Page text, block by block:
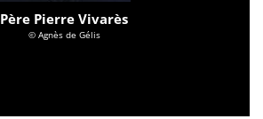
Père Pierre Vivarès
© Agnès de Gélis